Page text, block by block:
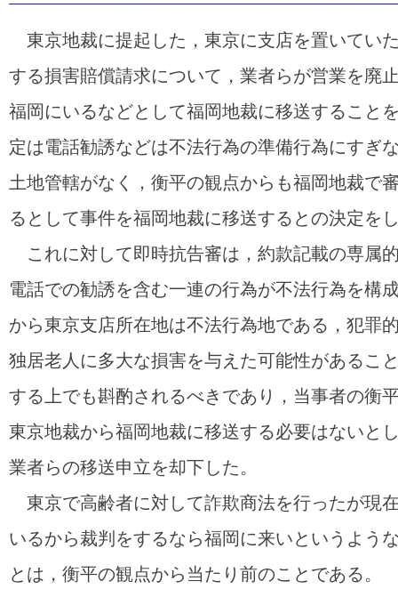
東京地裁に提起した，東京に支店を置いてい
する損害賠償請求について，業者らが営業を廃
福岡にいるなどとして福岡地裁に移送すること
定は電話勧誘などは不法行為の準備行為にすぎ
土地管轄がなく，衡平の観点からも福岡地裁で
るとして事件を福岡地裁に移送するとの決定を
これに対して即時抗告審は，約款記載の専属
電話での勧誘を含む一連の行為が不法行為を構
から東京支店所在地は不法行為地である，犯罪
独居老人に多大な損害を与えた可能性があるこ
する上でも斟酌されるべきであり，当事者の衡
東京地裁から福岡地裁に移送する必要はないと
業者らの移送申立を却下した。
東京で高齢者に対して詐欺商法を行ったが現
いるから裁判をするなら福岡に来いというよう
とは，衡平の観点から当たり前のことである。